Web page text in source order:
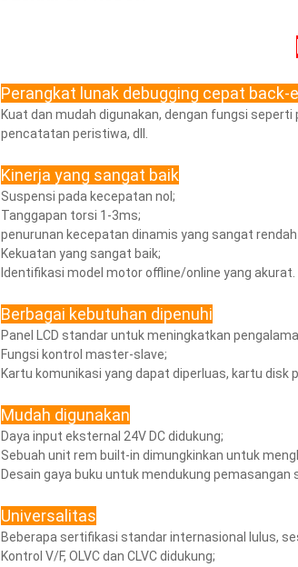
Perangkat lunak debugging cepat back-
Kuat dan mudah digunakan, dengan fungsi
pencatatan peristiwa, dll.
Kinerja yang sangat baik
Suspensi pada kecepatan nol;
Tanggapan torsi 1-3ms;
penurunan kecepatan dinamis yang sangat
Kekuatan yang sangat baik;
Identifikasi model motor offline/online yang akurat.
Berbagai kebutuhan dipenuhi
Panel LCD standar untuk meningkatkan
Fungsi kontrol master-slave;
Kartu komunikasi yang dapat diperluas, kartu disk
Mudah digunakan
Daya input eksternal 24V DC didukung;
Sebuah unit rem built-in dimungkinkan untuk
Desain gaya buku untuk mendukung pemasangan
Universalitas
Beberapa sertifikasi standar internasional lulus,
Kontrol V/F, OLVC dan CLVC didukung;